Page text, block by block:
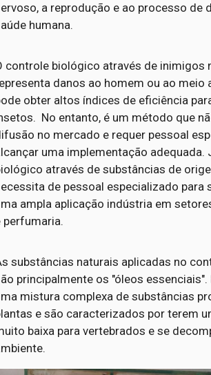
a reprodução e ao processo de
humana.
controle biológico através de inimigos
danos ao homem ou ao meio
obter altos índices de eficiência
No entanto, é um método que
no mercado e requer pessoal
uma implementação adequada.
através de substâncias de
de pessoal especializado para
ampla aplicação indústria em
perfumaria.
substâncias naturais aplicadas no
principalmente os "óleos
mistura complexa de substâncias
e são caracterizados por terem
baixa para vertebrados e se